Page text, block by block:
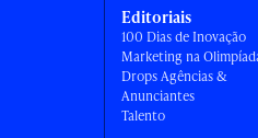
Editoriais
100 Dias de Inovação
Marketing na
Drops Agências &
Anunciantes
Talento